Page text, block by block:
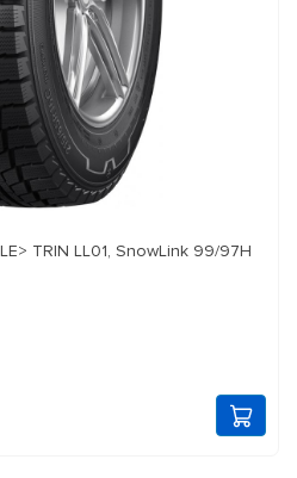
TRIN LL01, SnowLink 99/97H